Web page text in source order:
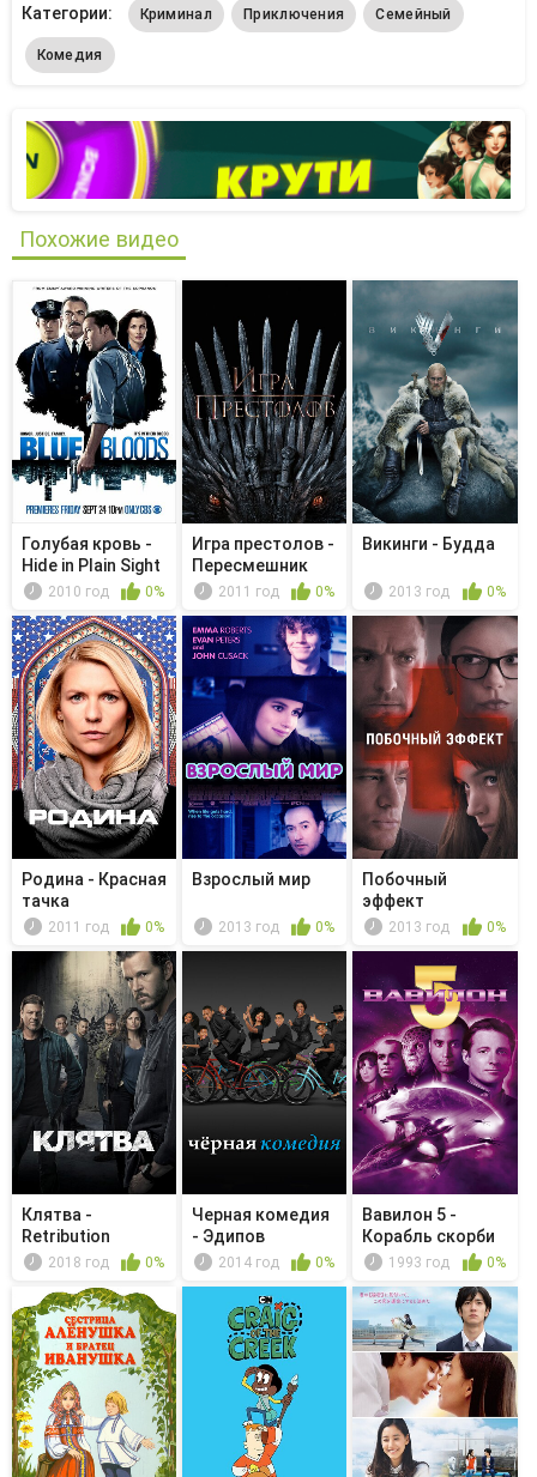
Категории:
Криминал Приключения Семейный
Комедия
Похожие видео
Голубая кровь -
Hide in Plain Sight
2010 год 0%
Игра престолов -
Пересмешник
2011 год 0%
Викинги - Будда
2013 год 0%
Родина - Красная
тачка
2011 год 0%
Взрослый мир
2013 год 0%
Побочный
эффект
2013 год 0%
Клятва -
Retribution
2018 год 0%
Черная комедия
- Эдипов
треугольник
2014 год 0%
Вавилон 5 -
Корабль скорби
1993 год 0%